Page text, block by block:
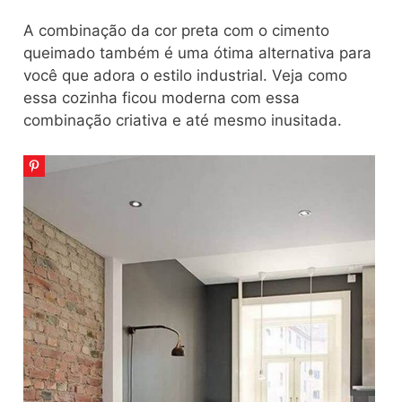
A combinação da cor preta com o cimento
queimado também é uma ótima alternativa para
você que adora o estilo industrial. Veja como
essa cozinha ficou moderna com essa
combinação criativa e até mesmo inusitada.